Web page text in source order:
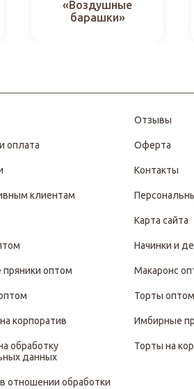
«Воздушные
барашки»
оплата
клиентам
оптом
корпоратив
обработку
данных
отношении обработки
Отзывы
Оферта
Контакты
Карта сайта
Начинки и
Макаронс
Торты оптом
Имбирные
Торты на